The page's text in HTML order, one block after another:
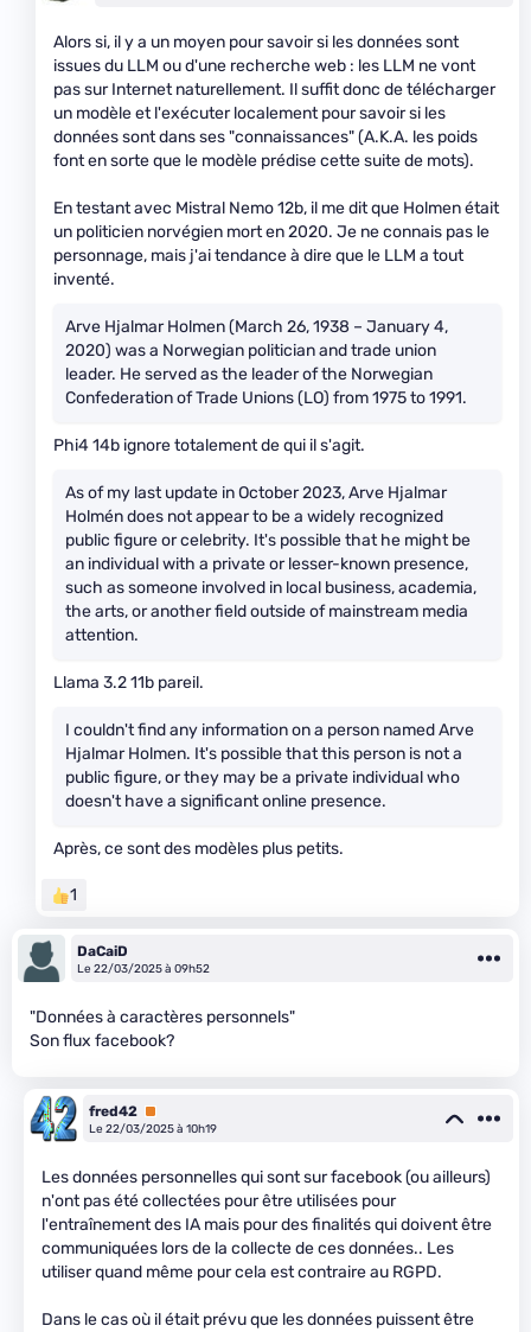
Alors si, il y a un moyen pour savoir si les données sont
issues du LLM ou d'une recherche web : les LLM ne vont
pas sur Internet naturellement. Il suffit donc de télécharger
un modèle et l'exécuter localement pour savoir si les
données sont dans ses "connaissances" (A.K.A. les poids
font en sorte que le modèle prédise cette suite de mots).
En testant avec Mistral Nemo 12b, il me dit que Holmen était
un politicien norvégien mort en 2020. Je ne connais pas le
personnage, mais j'ai tendance à dire que le LLM a tout
inventé.
Arve Hjalmar Holmen (March 26, 1938 – January 4,
2020) was a Norwegian politician and trade union
leader. He served as the leader of the Norwegian
Confederation of Trade Unions (LO) from 1975 to 1991.
Phi4 14b ignore totalement de qui il s'agit.
As of my last update in October 2023, Arve Hjalmar
Holmén does not appear to be a widely recognized
public figure or celebrity. It's possible that he might be
an individual with a private or lesser-known presence,
such as someone involved in local business, academia,
the arts, or another field outside of mainstream media
attention.
Llama 3.2 11b pareil.
I couldn't find any information on a person named Arve
Hjalmar Holmen. It's possible that this person is not a
public figure, or they may be a private individual who
doesn't have a significant online presence.
Après, ce sont des modèles plus petits.
1
DaCaiD
Le 22/03/2025 à 09h52
"Données à caractères personnels"
Son flux facebook?
fred42 Premium
Le 22/03/2025 à 10h19
Les données personnelles qui sont sur facebook (ou ailleurs)
n'ont pas été collectées pour être utilisées pour
l'entraînement des IA mais pour des finalités qui doivent être
communiquées lors de la collecte de ces données.. Les
utiliser quand même pour cela est contraire au RGPD.
Dans le cas où il était prévu que les données puissent être